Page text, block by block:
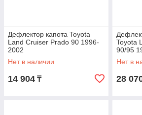
Дефлектор капота Toyota
Land Cruiser Prado 90 1996-
2002
Нет в наличии
14 904 ₸
Toyota
90/95
Нет в
28